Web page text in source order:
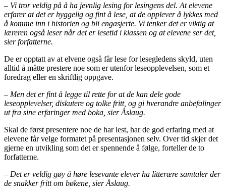
– Vi tror veldig på å ha jevnlig lesing for lesingens del. At elevene
erfarer at det er hyggelig og fint å lese, at de opplever å lykkes med
å komme inn i historien og bli engasjerte. Vi tenker det er viktig at
læreren også leser når det er lesetid i klassen og at elevene ser det,
sier forfatterne.
De er opptatt av at elvene også får lese for lesegledens skyld, uten
alltid å måtte prestere noe som er utenfor leseopplevelsen, som et
foredrag eller en skriftlig oppgave.
– Men det er fint å legge til rette for at de kan dele gode
leseopplevelser, diskutere og tolke fritt, og gi hverandre anbefalinger
ut fra sine erfaringer med boka, sier Åslaug.
Skal de først presentere noe de har lest, har de god erfaring med at
elevene får velge formatet på presentasjonen selv. Over tid skjer det
gjerne en utvikling som det er spennende å følge, forteller de to
forfatterne.
– Det er veldig gøy å høre lesevante elever ha litterære samtaler der
de snakker fritt om bøkene, sier Åslaug.